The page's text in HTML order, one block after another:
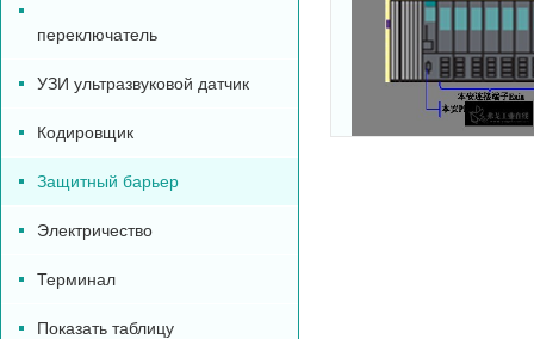
переключатель
УЗИ ультразвуковой датчик
Кодировщик
Защитный барьер
Электричество
Терминал
Показать таблицу